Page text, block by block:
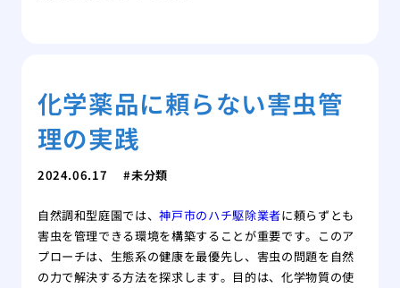
化学薬品に頼らない害虫管
理の実践
2024.06.17 未分類
自然調和型庭園では、神戸市のハチ駆除業者に頼らずとも
害虫を管理できる環境を構築することが重要です。このア
プローチは、生態系の健康を最優先し、害虫の問題を自然
の力で解決する方法を探求します。目的は、化学物質の使